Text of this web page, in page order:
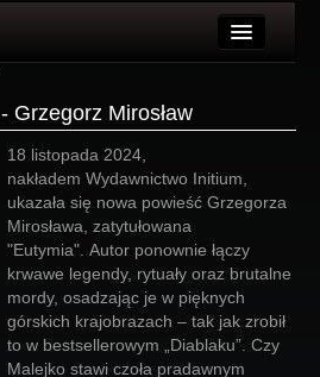
Grzegorz Mirosław
18 listopada 2024,
nakładem Wydawnictwo Initium,
ukazała się nowa powieść Grzegorza
Mirosława, zatytułowana
"Eutymia". Autor ponownie łączy
krwawe legendy, rytuały oraz brutalne
mordy, osadzając je w pięknych
górskich krajobrazach – tak jak zrobił
to w bestsellerowym „Diablaku”. Czy
Malejko stawi czoła pradawnym